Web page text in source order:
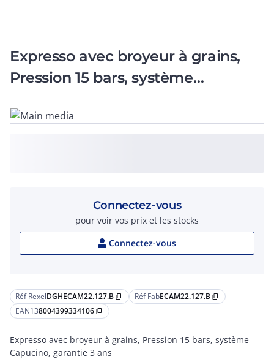
Expresso avec broyeur à grains,
Pression 15 bars, système
Réf RexelDGHECAM22.127.B content_copy Réf FabECAM22.127.B content_copy
EAN138004399334106 content_copy
Expresso avec broyeur à grains, Pression 15 bars, système
Capucino, garantie 3 ans
Connectez-vous
pour voir vos prix et les stocks
Connectez-vous